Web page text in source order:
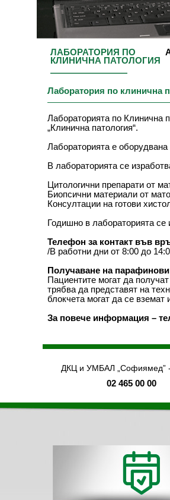
ЛАБОРАТОРИЯ ПО
КЛИНИЧНА ПАТОЛОГИЯ
Лаборатория по клинична
Лабораторията по Клинична
„Клинична патология“.
Лабораторията е
В лабораторията се
Цитологични препарати от
Биопсични материали от
Консултации на готови
Годишно в лабораторията
Телефон за контакт във
/В работни дни от 8:00 до
Получаване на
Пациентите могат да
трябва да представят на
блокчета могат да се
За повече информация –
ДКЦ и УМБАЛ „Софиямед”
02 465 00 00